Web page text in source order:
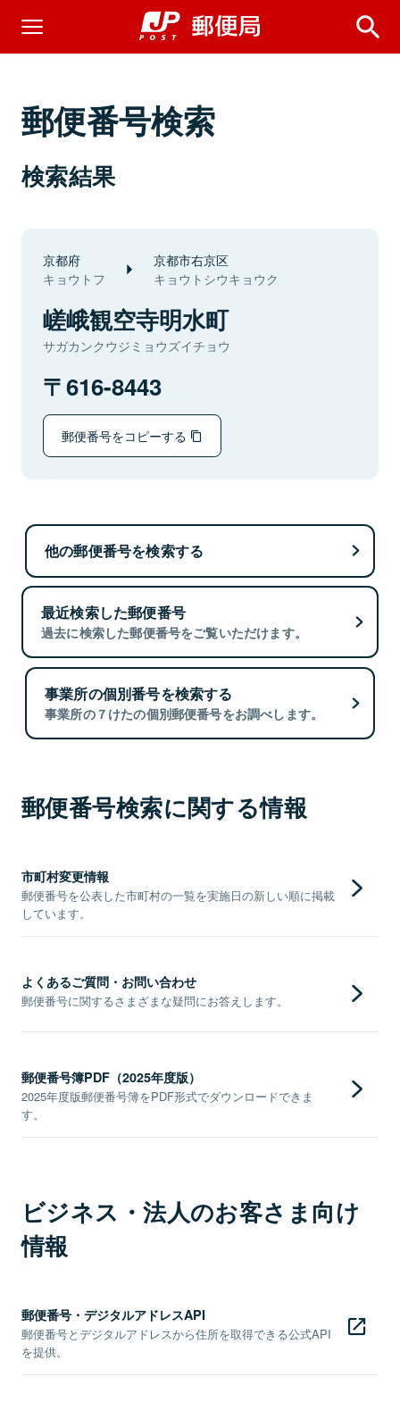
郵便番号検索
検索結果
京都府
キョウトフ
京都市右京区
キョウトシウキョウク
嵯峨観空寺明水町
サガカンクウジミョウズイチョウ
616-8443
郵便番号をコピーする
他の郵便番号を検索する
最近検索した郵便番号
過去に検索した郵便番号をご覧いただけます。
事業所の個別番号を検索する
事業所の７けたの個別郵便番号をお調べします。
郵便番号検索に関する情報
市町村変更情報
郵便番号を公表した市町村の一覧を実施日の新しい順に掲載
しています。
よくあるご質問・お問い合わせ
郵便番号に関するさまざまな疑問にお答えします。
郵便番号簿PDF（2025年度版）
2025年度版郵便番号簿をPDF形式でダウンロードできま
す。
ビジネス・法人のお客さま向け
情報
郵便番号・デジタルアドレスAPI
郵便番号とデジタルアドレスから住所を取得できる公式API
を提供。